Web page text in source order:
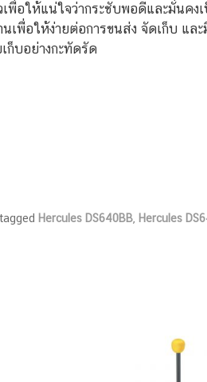
พื่อให้แน่ใจว่ากระชับพอดีและมั่นค
พื่อให้ง่ายต่อการขนส่ง จัดเก็บ แล
บอย่างกะทัดรัด
Hercules DS640BB Hercules